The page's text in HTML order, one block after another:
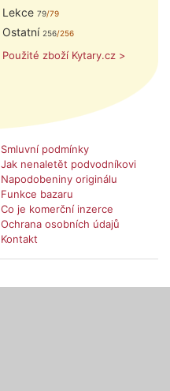
Lekce 79/79
Ostatní 256/256
Použité zboží Kytary.cz >
Smluvní podmínky
Jak nenaletět podvodníkovi
Napodobeniny originálu
Funkce bazaru
Co je komerční inzerce
Ochrana osobních údajů
Kontakt